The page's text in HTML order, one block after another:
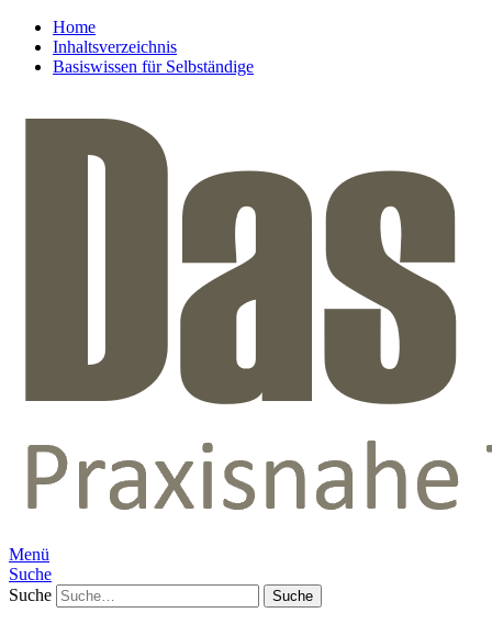
Home
Inhaltsverzeichnis
Basiswissen für Selbständige
Menü
Suche
Suche